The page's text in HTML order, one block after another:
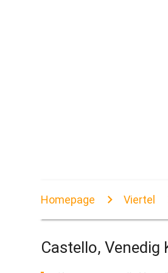
Homepage Viertel
Castello, Venedig